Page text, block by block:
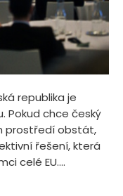
republika je
Pokud chce český
prostředí obstát,
řešení, která
celé EU....